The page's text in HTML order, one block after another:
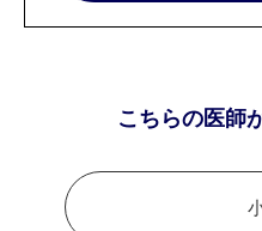
こちらの医師